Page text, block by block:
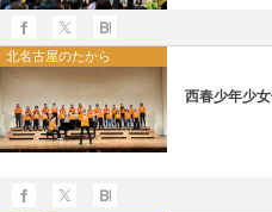
北名古屋のたから
西春少年少
所在地・お問合せ先
北名古屋市国際交流協会 会報